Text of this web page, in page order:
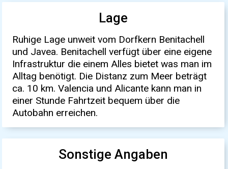
Lage
Ruhige Lage unweit vom Dorfkern Benitachell
und Javea. Benitachell verfügt über eine eigene
Infrastruktur die einem Alles bietet was man im
Alltag benötigt. Die Distanz zum Meer beträgt
ca. 10 km. Valencia und Alicante kann man in
einer Stunde Fahrtzeit bequem über die
Autobahn erreichen.
Sonstige Angaben